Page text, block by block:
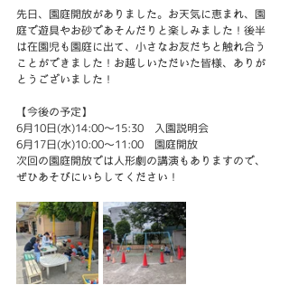
先日、園庭開放がありました。お天気に恵まれ、園
庭で遊具やお砂であそんだりと楽しみました！後半
は在園児も園庭に出て、小さなお友だちと触れ合う
ことができました！お越しいただいた皆様、ありが
とうございました！
【今後の予定】
6月10日(水)14:00～15:30　入園説明会
6月17日(水)10:00～11:00　園庭開放
次回の園庭開放では人形劇の講演もありますので、
ぜひあそびにいらしてください！